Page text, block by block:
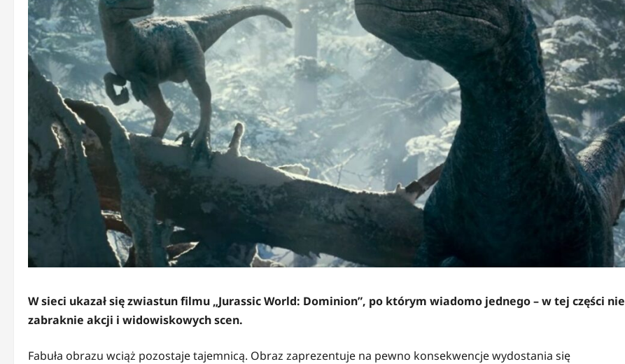
W sieci ukazał się zwiastun filmu „Jurassic World: Dominion”, po którym wiadomo jednego – w tej części nie
zabraknie akcji i widowiskowych scen.
Fabuła obrazu wciąż pozostaje tajemnicą. Obraz zaprezentuje na pewno konsekwencje wydostania się